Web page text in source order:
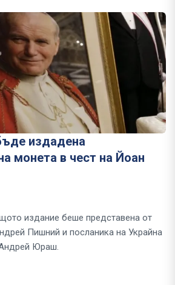
издадена
монета в чест на Йоан
издание беше представена от
Пишний и посланика на Украйна
Юраш.